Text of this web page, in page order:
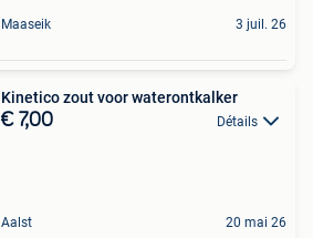
Maaseik 3 juil. 26
Kinetico zout voor waterontkalker
€ 7,00 Détails
Aalst 20 mai 26